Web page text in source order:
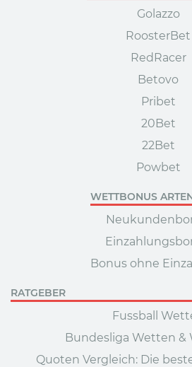
Golazzo
RoosterBet
RedRacer
Betovo
Pribet
20Bet
22Bet
Powbet
WETTBONUS
Bonus ohne
RATGEBER
Fussball
Bundesliga Wetten &
Quoten Vergleich: Die